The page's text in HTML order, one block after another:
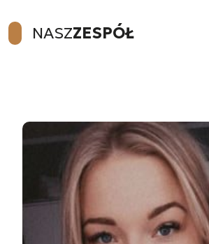
NASZZESPÓŁ